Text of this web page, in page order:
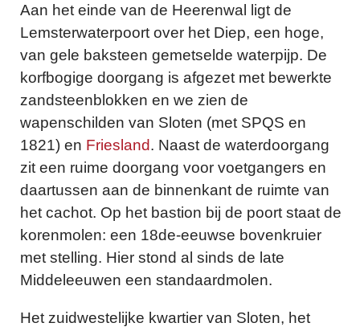
Aan het einde van de Heerenwal ligt de
Lemsterwaterpoort over het Diep, een hoge,
van gele baksteen gemetselde waterpijp. De
korfbogige doorgang is afgezet met bewerkte
zandsteenblokken en we zien de
wapenschilden van Sloten (met SPQS en
1821) en Friesland. Naast de waterdoorgang
zit een ruime doorgang voor voetgangers en
daartussen aan de binnenkant de ruimte van
het cachot. Op het bastion bij de poort staat de
korenmolen: een 18de-eeuwse bovenkruier
met stelling. Hier stond al sinds de late
Middeleeuwen een standaardmolen.
Het zuidwestelijke kwartier van Sloten, het